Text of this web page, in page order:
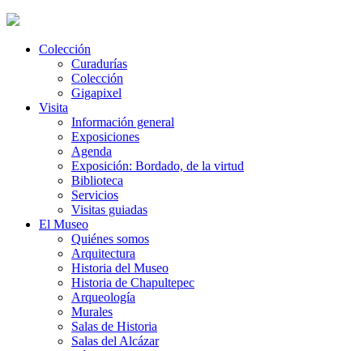
Colección
Curadurías
Colección
Gigapixel
Visita
Información general
Exposiciones
Agenda
Exposición: Bordado, de la virtud
Biblioteca
Servicios
Visitas guiadas
El Museo
Quiénes somos
Arquitectura
Historia del Museo
Historia de Chapultepec
Arqueología
Murales
Salas de Historia
Salas del Alcázar